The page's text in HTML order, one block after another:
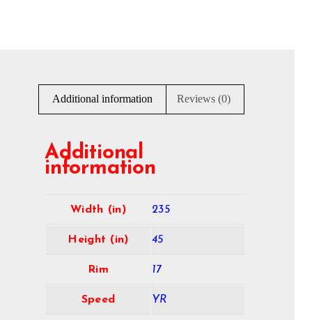
Additional information Reviews (0)
Additional
information
Width (in) 235
Height (in) 45
Rim 17
Speed YR